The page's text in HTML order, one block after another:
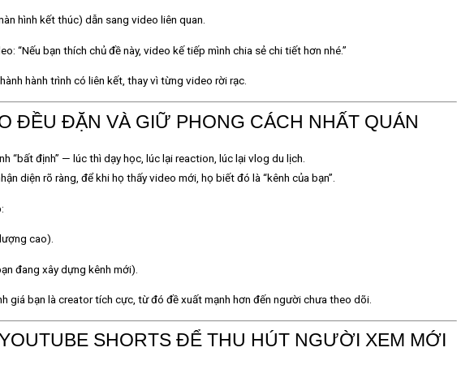
hình kết thúc) dẫn sang video liên quan.
“Nếu bạn thích chủ đề này, video kế tiếp mình chia sẻ chi tiết hơn nhé.”
hành trình có liên kết, thay vì từng video rời rạc.
ĐỀU ĐẶN VÀ GIỮ PHONG CÁCH NHẤT QUÁN
“bất định” — lúc thì dạy học, lúc lại reaction, lúc lại vlog du lịch.
diện rõ ràng , để khi họ thấy video mới, họ biết đó là “kênh của bạn”.
cao).
đang xây dựng kênh mới).
giá bạn là creator tích cực, từ đó đề xuất mạnh hơn đến người chưa theo dõi.
SHORTS ĐỂ THU HÚT NGƯỜI XEM MỚI